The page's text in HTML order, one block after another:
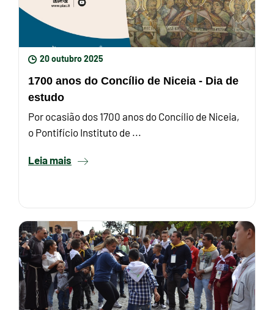
20 outubro 2025
1700 anos do Concílio de Niceia - Dia de
estudo
Por ocasião dos 1700 anos do Concílio de Niceia,
o Pontifício Instituto de ...
Leia mais